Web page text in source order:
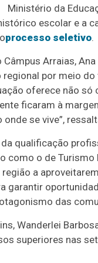
Ministério da
escolar e a
processo seletivo.
Arraias, Ana
por meio
oferece não só
ficaram à
se vive”,
qualificação
como o de Turismo
a
garantir
das
Wanderlei
superiores nas